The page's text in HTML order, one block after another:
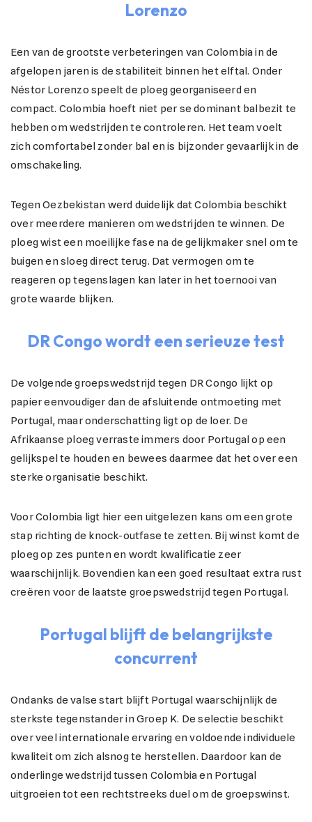
Lorenzo
Een van de grootste verbeteringen van Colombia in de
afgelopen jaren is de stabiliteit binnen het elftal. Onder
Néstor Lorenzo speelt de ploeg georganiseerd en
compact. Colombia hoeft niet per se dominant balbezit te
hebben om wedstrijden te controleren. Het team voelt
zich comfortabel zonder bal en is bijzonder gevaarlijk in de
omschakeling.
Tegen Oezbekistan werd duidelijk dat Colombia beschikt
over meerdere manieren om wedstrijden te winnen. De
ploeg wist een moeilijke fase na de gelijkmaker snel om te
buigen en sloeg direct terug. Dat vermogen om te
reageren op tegenslagen kan later in het toernooi van
grote waarde blijken.
DR Congo wordt een serieuze test
De volgende groepswedstrijd tegen DR Congo lijkt op
papier eenvoudiger dan de afsluitende ontmoeting met
Portugal, maar onderschatting ligt op de loer. De
Afrikaanse ploeg verraste immers door Portugal op een
gelijkspel te houden en bewees daarmee dat het over een
sterke organisatie beschikt.
Voor Colombia ligt hier een uitgelezen kans om een grote
stap richting de knock-outfase te zetten. Bij winst komt de
ploeg op zes punten en wordt kwalificatie zeer
waarschijnlijk. Bovendien kan een goed resultaat extra rust
creëren voor de laatste groepswedstrijd tegen Portugal.
Portugal blijft de belangrijkste
concurrent
Ondanks de valse start blijft Portugal waarschijnlijk de
sterkste tegenstander in Groep K. De selectie beschikt
over veel internationale ervaring en voldoende individuele
kwaliteit om zich alsnog te herstellen. Daardoor kan de
onderlinge wedstrijd tussen Colombia en Portugal
uitgroeien tot een rechtstreeks duel om de groepswinst.